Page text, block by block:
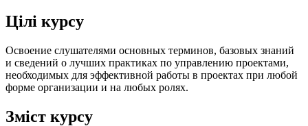
Цілі курсу
Освоение слушателями основных терминов, базовых знаний
и сведений о лучших практиках по управлению проектами,
необходимых для эффективной работы в проектах при любой
форме организации и на любых ролях.
Зміст курсу